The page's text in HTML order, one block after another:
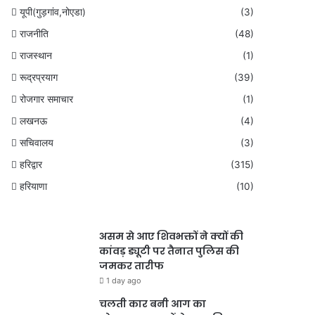
यूपी(गुड़गांव,नोएडा)
(3)
राजनीति
(48)
राजस्थान
(1)
रूद्रप्रयाग
(39)
रोजगार समाचार
(1)
लखनऊ
(4)
सचिवालय
(3)
हरिद्वार
(315)
हरियाणा
(10)
असम से आए शिवभक्तों ने क्यों की
कांवड़ ड्यूटी पर तैनात पुलिस की
जमकर तारीफ
1 day ago
चलती कार बनी आग का